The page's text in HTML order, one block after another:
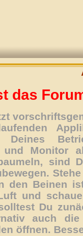
das
Deines
und Monitor
sind
den Beinen
und
Du
auch
öffnen.